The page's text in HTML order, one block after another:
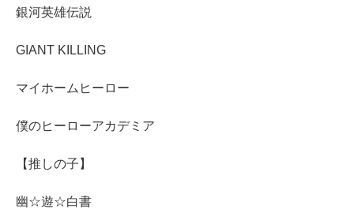
銀河英雄伝説
GIANT KILLING
マイホームヒーロー
僕のヒーローアカデミア
【推しの子】
幽☆遊☆白書